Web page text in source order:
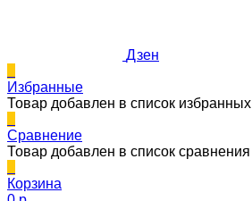
Дзен
Избранные
Товар добавлен в список избранных
Сравнение
Товар добавлен в список сравнения
Корзина